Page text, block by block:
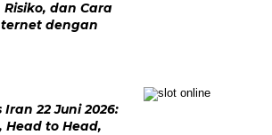
dan Cara
dengan
22 Juni 2026:
Head to Head,